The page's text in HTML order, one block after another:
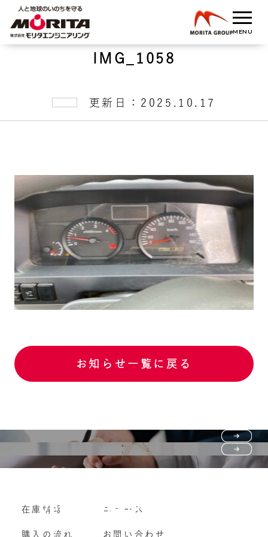
IMG_1058
更新日：2025.10.17
お知らせ一覧に戻る
購入の流れ
よくいただくご質問
Vehicle purchase
車両買い取り
在庫情報
購入の流れ
ニュース
お問い合わせ